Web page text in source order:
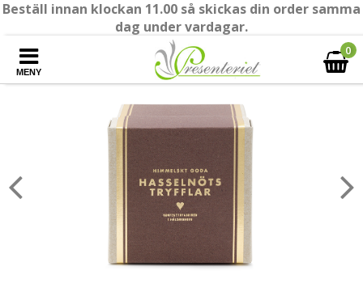
Beställ innan klockan 11.00 så skickas din order samma
dag under vardagar.
MENY
0